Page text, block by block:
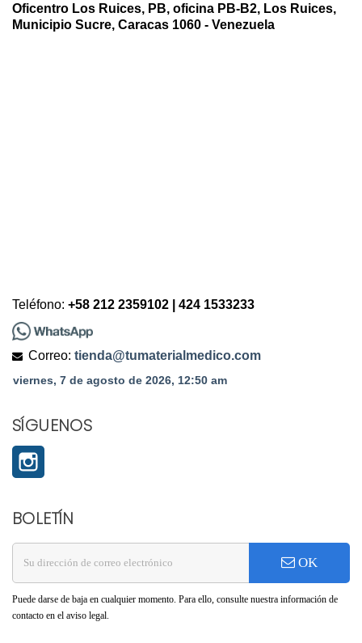
Oficentro Los Ruices, PB, oficina PB-B2, Los Ruices,
Municipio Sucre, Caracas 1060 - Venezuela
Teléfono: +58 212 2359102 | 424 1533233
Correo: tienda@tumaterialmedico.com
SÍGUENOS
BOLETÍN
OK
Puede darse de baja en cualquier momento. Para ello, consulte nuestra información de
contacto en el aviso legal.